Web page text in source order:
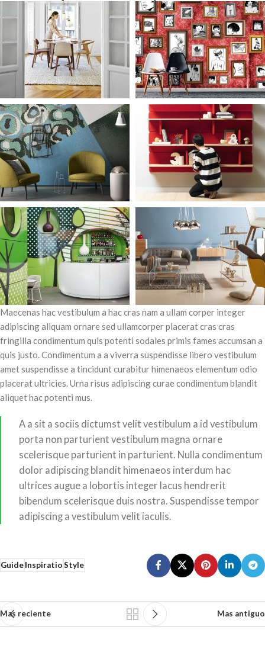
Maecenas hac vestibulum a hac cras nam a ullam corper integer
adipiscing aliquam ornare sed ullamcorper placerat cras cras
fringilla condimentum quis potenti sodales primis fames accumsan a
quis justo. Condimentum a a viverra suspendisse libero vestibulum
amet suspendisse a tincidunt curabitur himenaeos elementum odio
placerat ultricies. Urna risus adipiscing curae condimentum blandit
aliquet hac potenti mus.
A a sit a sociis dictumst velit vestibulum a id vestibulum
porta non parturient vestibulum magna ornare
scelerisque parturient in parturient. Nulla condimentum
dolor adipiscing blandit himenaeos interdum hac
ultrices augue a lobortis integer lacus hendrerit
bibendum scelerisque duis nostra. Suspendisse tempor
adipiscing a vestibulum velit iaculis.
GuideInspiratioStyle
Mas reciente Mas antiguo